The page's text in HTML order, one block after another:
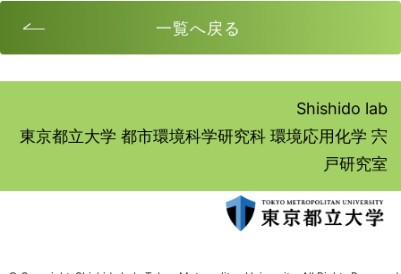
一覧へ戻る
Shishido lab
東京都立大学 都市環境科学研究科 環境応用化学 宍
戸研究室